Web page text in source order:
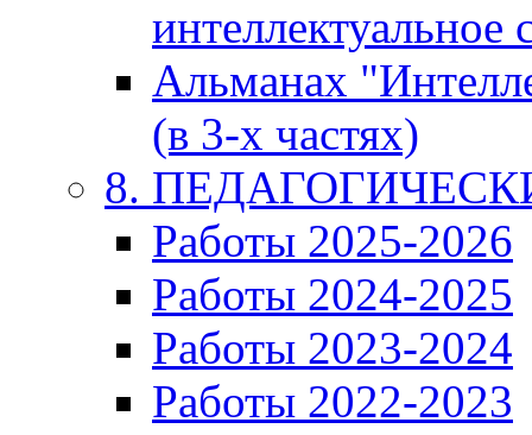
интеллектуальное
Альманах
(в 3-х частях)
8.
Работы 2025-2026
Работы 2024-2025
Работы 2023-2024
Работы 2022-2023